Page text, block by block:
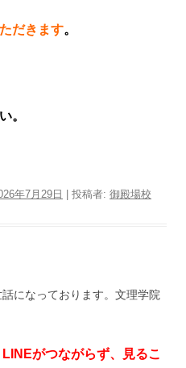
だきます。
。
年7月29日 投稿者: 御殿場校
になっております。文理学院
LINEがつながらず、
見るこ